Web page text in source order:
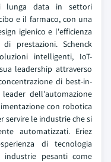
lunga data in settori
e il farmaco, con una
igienico e l'efficienza
prestazioni. Schenck
intelligenti, IoT-
leadership attraverso
di best-in-
dell'automazione
con robotica
servire le industrie che si
automatizzati. Eriez
di tecnologia
pesanti come